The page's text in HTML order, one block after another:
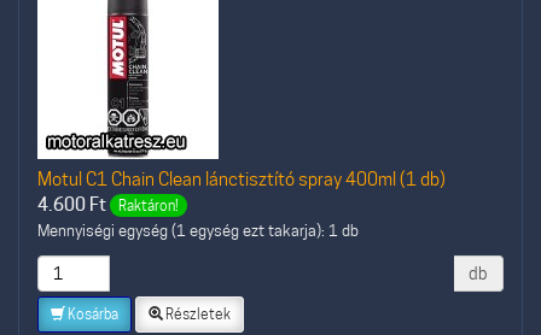
Motul C1 Chain Clean lánctisztító spray 400ml (1 db)
4.600 Ft Raktáron!
Mennyiségi egység (1 egység ezt takarja): 1 db
db
Kosárba Részletek